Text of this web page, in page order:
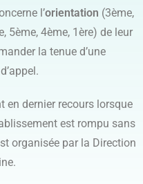
l’orientation (3ème,
5ème, 4ème, 1ère) de leur
la tenue d’une
en dernier recours lorsque
est rompu sans
organisée par la Direction